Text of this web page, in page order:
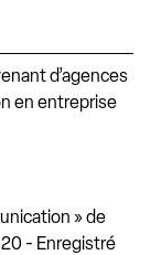
d’agences
en entreprise
» de
- Enregistré